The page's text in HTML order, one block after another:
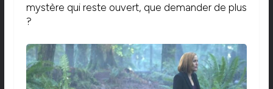
mystère qui reste ouvert, que demander de plus
?